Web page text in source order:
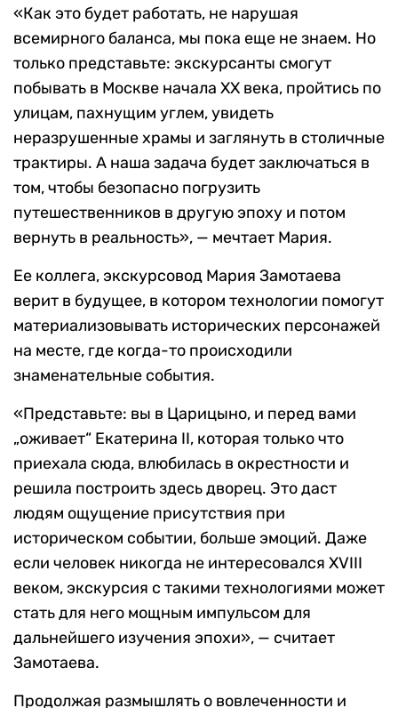
«Как это будет работать, не нарушая
всемирного баланса, мы пока еще не знаем. Но
только представьте: экскурсанты смогут
побывать в Москве начала ХХ века, пройтись по
улицам, пахнущим углем, увидеть
неразрушенные храмы и заглянуть в столичные
трактиры. А наша задача будет заключаться в
том, чтобы безопасно погрузить
путешественников в другую эпоху и потом
вернуть в реальность», — мечтает Мария.
Ее коллега, экскурсовод Мария Замотаева
верит в будущее, в котором технологии помогут
материализовывать исторических персонажей
на месте, где когда-то происходили
знаменательные события.
«Представьте: вы в Царицыно, и перед вами
„оживает“ Екатерина II, которая только что
приехала сюда, влюбилась в окрестности и
решила построить здесь дворец. Это даст
людям ощущение присутствия при
историческом событии, больше эмоций. Даже
если человек никогда не интересовался XVIII
веком, экскурсия с такими технологиями может
стать для него мощным импульсом для
дальнейшего изучения эпохи», — считает
Замотаева.
Продолжая размышлять о вовлеченности и